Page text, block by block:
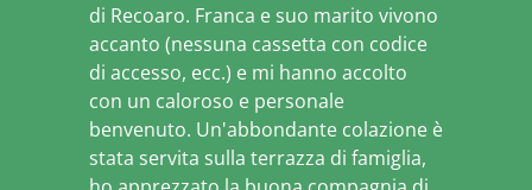
di Recoaro. Franca e suo marito vivono
accanto (nessuna cassetta con codice
di accesso, ecc.) e mi hanno accolto
con un caloroso e personale
benvenuto. Un'abbondante colazione è
stata servita sulla terrazza di famiglia,